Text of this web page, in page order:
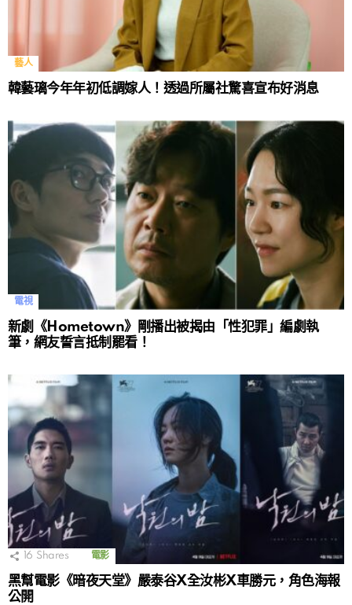
藝人
韓藝璃今年年初低調嫁人！透過所屬社驚喜宣布好消息
電視
新劇《Hometown》剛播出被揭由「性犯罪」編劇執
筆，網友誓言抵制罷看！
16 Shares 電影
黑幫電影《暗夜天堂》嚴泰谷X全汝彬X車勝元，角色海報
公開